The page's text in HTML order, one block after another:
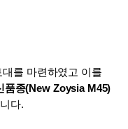
를 마련하였고 이를
품종(New Zoysia M45)
다.